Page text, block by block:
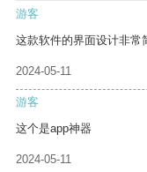
游客
这款软件的界面设计非常
2024-05-11
游客
这个是app神器
2024-05-11